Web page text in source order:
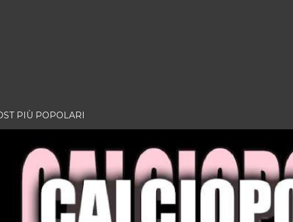
PIÙ POPOLARI